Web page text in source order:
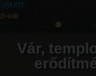
Kft.:
vár
újjáépült gyimesbükki
hadilevéltárban
1876-ban készült,
Vár,